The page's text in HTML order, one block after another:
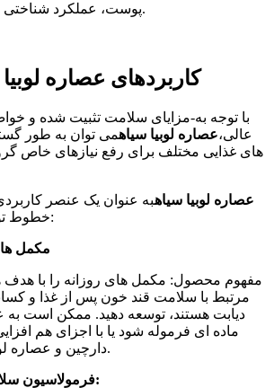
پوست، عملکرد شناختی و سرزندگی کلی دارد.
کاربردهای عصاره
با توجه به-مزایای سلامت تثبیت شده و
عالی،عصاره لوبیا سیاهمی توان به طور
های غذایی مختلف برای رفع نیازهای خاص
عصاره لوبیا سیاهبه عنوان یک عنصر
خطوط تولید زیر عمل می کند:
مکمل
مفهوم محصول: مکمل های روزانه را با هدف
مرتبط با سلامت قند خون پس از غذا و
دیابت هستند، توسعه دهید. ممکن است
ماده ای فرموله شود یا با اجزای هم
دارچین و عصاره لوبیا سفید ترکیب شود.
فرمولاسیون سلامت قلب و عروق: